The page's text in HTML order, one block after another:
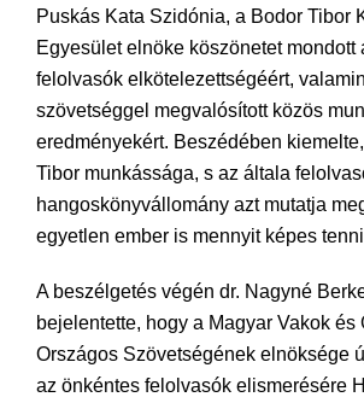
Puskás Kata Szidónia, a Bodor Tibor
Egyesület elnöke köszönetet mondott
felolvasók elkötelezettségéért,
szövetséggel megvalósított közös
eredményekért. Beszédében
Tibor munkássága, s az általa
hangoskönyvállomány azt mutatja
egyetlen ember is mennyit képes
A beszélgetés végén dr. Nagyné
bejelentette, hogy a Magyar Vakok és
Országos Szövetségének elnöksége
az önkéntes felolvasók elismerésére